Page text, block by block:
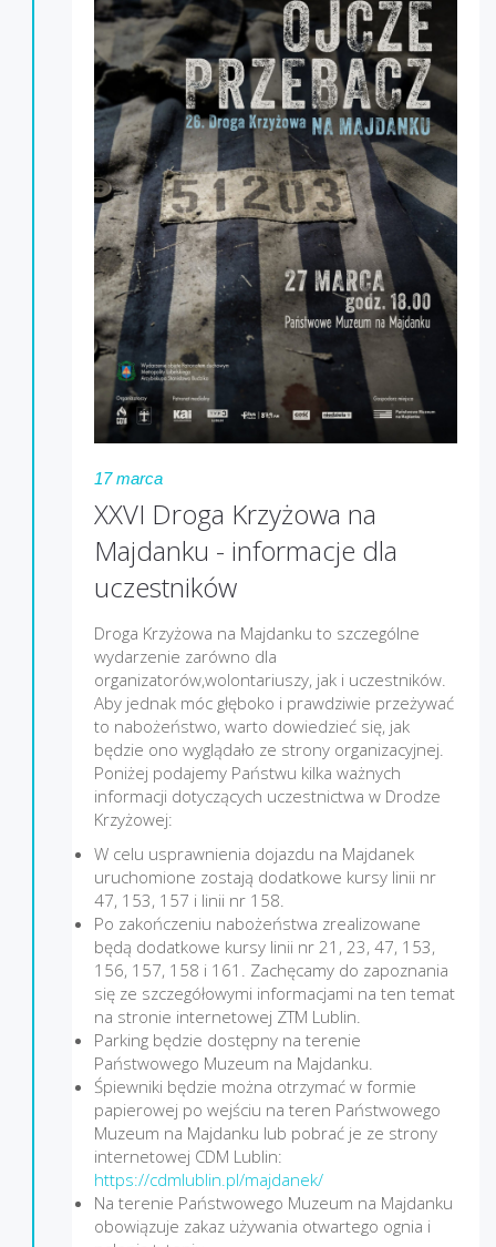
17 marca
XXVI Droga Krzyżowa na
Majdanku - informacje dla
uczestników
Droga Krzyżowa na Majdanku to szczególne
wydarzenie zarówno dla
organizatorów,wolontariuszy, jak i uczestników.
Aby jednak móc głęboko i prawdziwie przeżywać
to nabożeństwo, warto dowiedzieć się, jak
będzie ono wyglądało ze strony organizacyjnej.
Poniżej podajemy Państwu kilka ważnych
informacji dotyczących uczestnictwa w Drodze
Krzyżowej:
W celu usprawnienia dojazdu na Majdanek
uruchomione zostają dodatkowe kursy linii nr
47, 153, 157 i linii nr 158.
Po zakończeniu nabożeństwa zrealizowane
będą dodatkowe kursy linii nr 21, 23, 47, 153,
156, 157, 158 i 161. Zachęcamy do zapoznania
się ze szczegółowymi informacjami na ten temat
na stronie internetowej ZTM Lublin.
Parking będzie dostępny na terenie
Państwowego Muzeum na Majdanku.
Śpiewniki będzie można otrzymać w formie
papierowej po wejściu na teren Państwowego
Muzeum na Majdanku lub pobrać je ze strony
internetowej CDM Lublin:
https://cdmlublin.pl/majdanek/
Na terenie Państwowego Muzeum na Majdanku
obowiązuje zakaz używania otwartego ognia i